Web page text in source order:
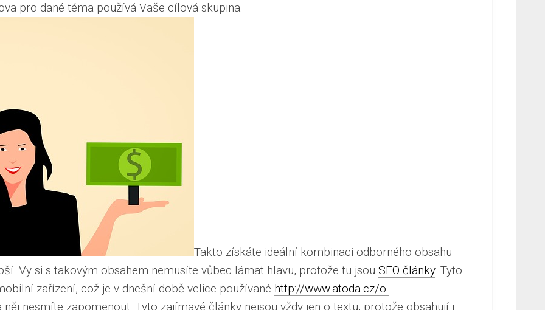
pro dané téma používá Vaše cílová skupina.
Takto získáte ideální kombinaci odborného obsahu
Vy si s takovým obsahem nemusíte vůbec lámat hlavu, protože tu jsou SEO články. Tyto
zařízení, což je v dnešní době velice používané http://www.atoda.cz/o-
nesmíte zapomenout. Tyto zajímavé články nejsou vždy jen o textu, protože obsahují i